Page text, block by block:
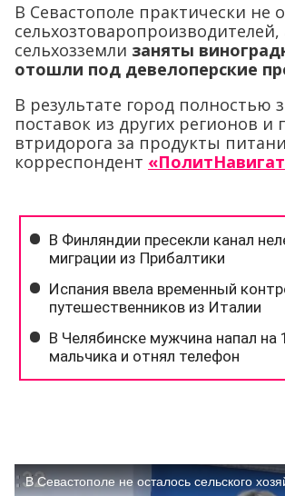
В Севастополе практически не
сельхозтоваропроизводителей,
сельхозземли заняты
отошли под девелоперские
В результате город полностью
поставок из других регионов и
втридорога за продукты
корреспондент